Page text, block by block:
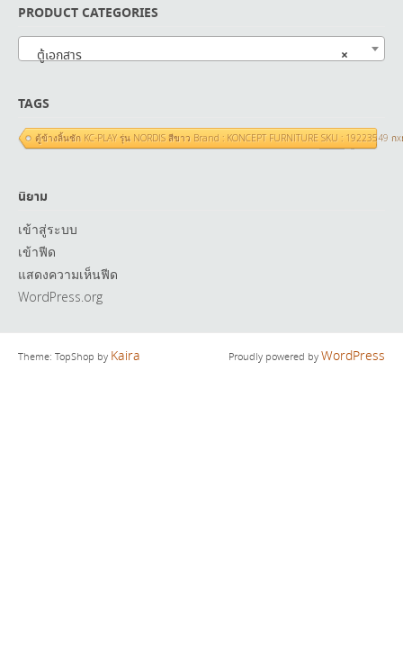
PRODUCT CATEGORIES
×
ตู้เอกสาร
TAGS
ตู้ข้างลิ้นชัก KC-PLAY รุ่น NORDIS สีขาว Brand : KONCEPT FURNITURE SKU : 19223549 ก
นิยาม
เข้าสู่ระบบ
เข้าฟีด
แสดงความเห็นฟีด
WordPress.org
Theme: TopShop by Kaira Proudly powered byWordPress